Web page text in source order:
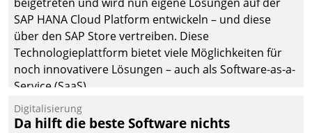
die Bereitschaft, sich zu überprüfen, zu hinterfragen
und zu verändern.
SAP HANA Cloud Platform entwickeln – und diese
über den SAP Store vertreiben. Diese
Technologieplattform bietet viele Möglichkeiten für
noch innovativere Lösungen – auch als Software-as-a-
Service (SaaS).
Digitalisierung
Da hilft die beste Software nichts